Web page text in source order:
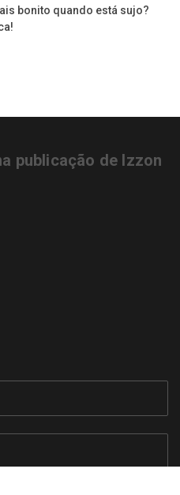
bonito quando está sujo?
publicação de Izzon